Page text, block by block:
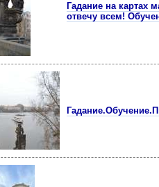
Гадание на картах
отвечу всем!